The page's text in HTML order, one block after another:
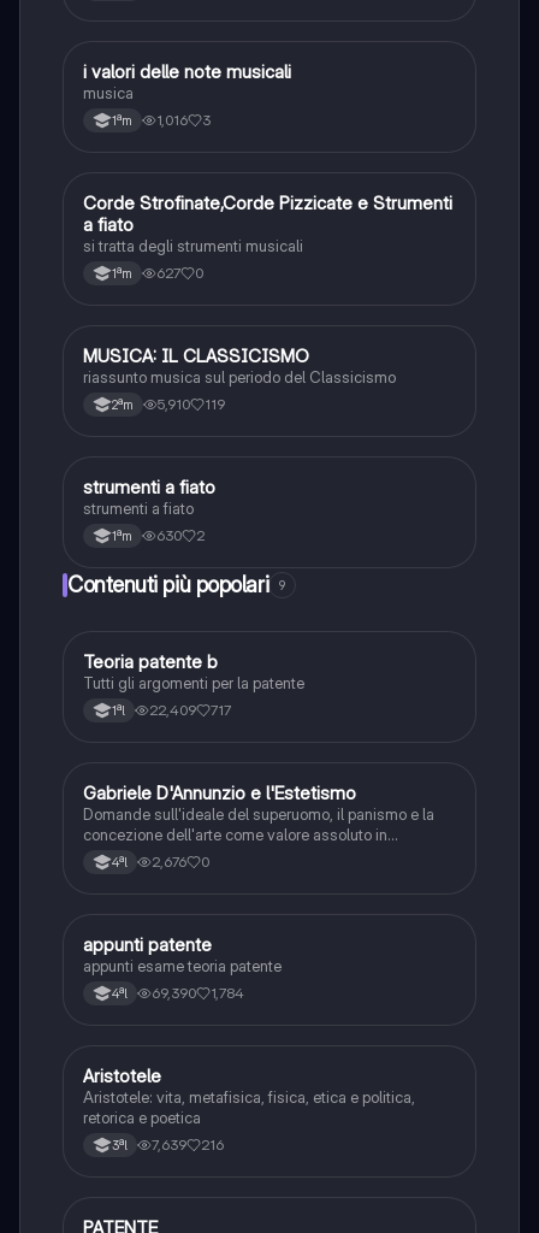
IMusica
i valori delle note musicali
musica
1ªm 1,016 3
CMusica
Corde Strofinate,Corde Pizzicate e Strumenti
a fiato
si tratta degli strumenti musicali
1ªm 627 0
Musica
MUSICA: IL CLASSICISMO
riassunto musica sul periodo del Classicismo
2ªm 5,910 119
SMusica
strumenti a fiato
strumenti a fiato
1ªm 630 2
Contenuti più popolari 9
Altro
Teoria patente b
Tutti gli argomenti per la patente
1ªl 22,409 717
GItaliano
Gabriele D'Annunzio e l'Estetismo
Domande sull'ideale del superuomo, il panismo e la
concezione dell'arte come valore assoluto in
D'Annunzio.
4ªl 2,676 0
Altro
appunti patente
appunti esame teoria patente
4ªl 69,390 1,784
Filosofia
Aristotele
Aristotele: vita, metafisica, fisica, etica e politica,
retorica e poetica
3ªl 7,639 216
Altro
PATENTE